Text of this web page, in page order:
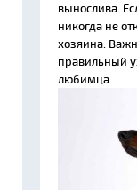
вынослива.
никогда не
хозяина.
правильный
любимца.